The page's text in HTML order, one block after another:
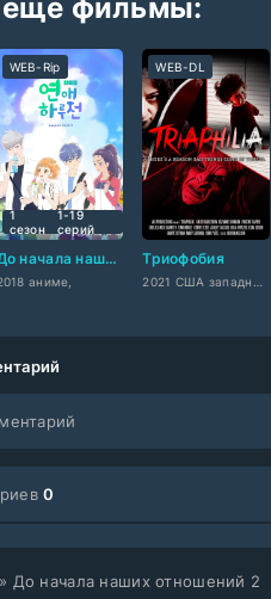
ещё фильмы:
До начала наших отношений: Нулевой сезон
аниме,
WEB-Rip
1
сезон
1-19
cерий
Триофобия
WEB-DL
0
» До начала наших отношений 2